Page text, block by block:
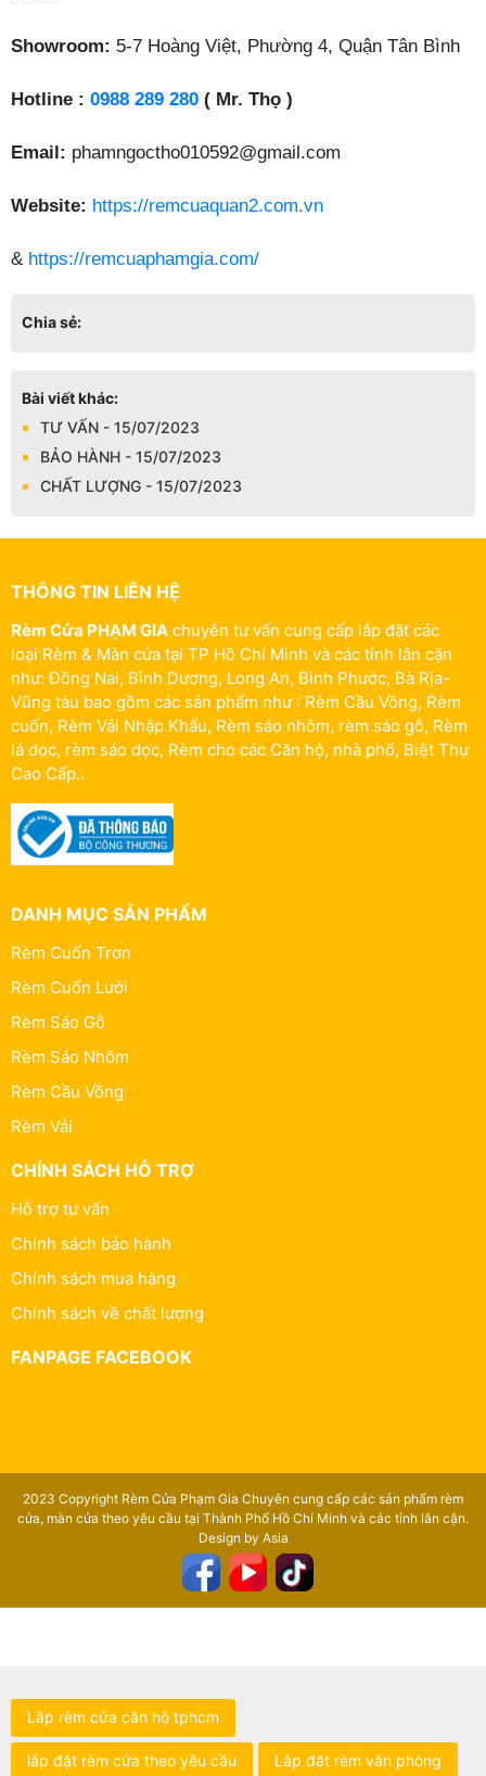
Showroom: 5-7 Hoàng Việt, Phường 4, Quận Tân Bình
Hotline : 0988 289 280 ( Mr. Thọ )
Email: phamngoctho010592@gmail.com
Website: https://remcuaquan2.com.vn
& https://remcuaphamgia.com/
Chia sẻ:
Bài viết khác:
TƯ VẤN - 15/07/2023
BẢO HÀNH - 15/07/2023
CHẤT LƯỢNG - 15/07/2023
THÔNG TIN LIÊN HỆ
Rèm Cửa PHẠM GIA chuyên tư vấn cung cấp lắp đặt các
loại Rèm & Màn cửa tại TP Hồ Chí Minh và các tỉnh lân cận
như: Đồng Nai, Bình Dương, Long An, Bình Phước, Bà Rịa-
Vũng tàu bao gồm các sản phẩm như : Rèm Cầu Vồng, Rèm
cuốn, Rèm Vải Nhập Khẩu, Rèm sáo nhôm, rèm sáo gỗ, Rèm
lá dọc, rèm sáo dọc, Rèm cho các Căn hộ, nhà phố, Biệt Thự
Cao Cấp..
DANH MỤC SẢN PHẨM
Rèm Cuốn Trơn
Rèm Cuốn Lưới
Rèm Sáo Gỗ
Rèm Sáo Nhôm
Rèm Cầu Vồng
Rèm Vải
CHÍNH SÁCH HỖ TRỢ
Hỗ trợ tư vấn
Chính sách bảo hành
Chính sách mua hàng
Chính sách về chất lượng
FANPAGE FACEBOOK
2023 Copyright Rèm Cửa Phạm Gia Chuyên cung cấp các sản phẩm rèm
cửa, màn cửa theo yêu cầu tại Thành Phố Hồ Chí Minh và các tỉnh lân cận.
Design by Asia
Lắp rèm cửa căn hộ tphcm
lắp đặt rèm cửa theo yêu cầu Lắp đặt rèm văn phòng